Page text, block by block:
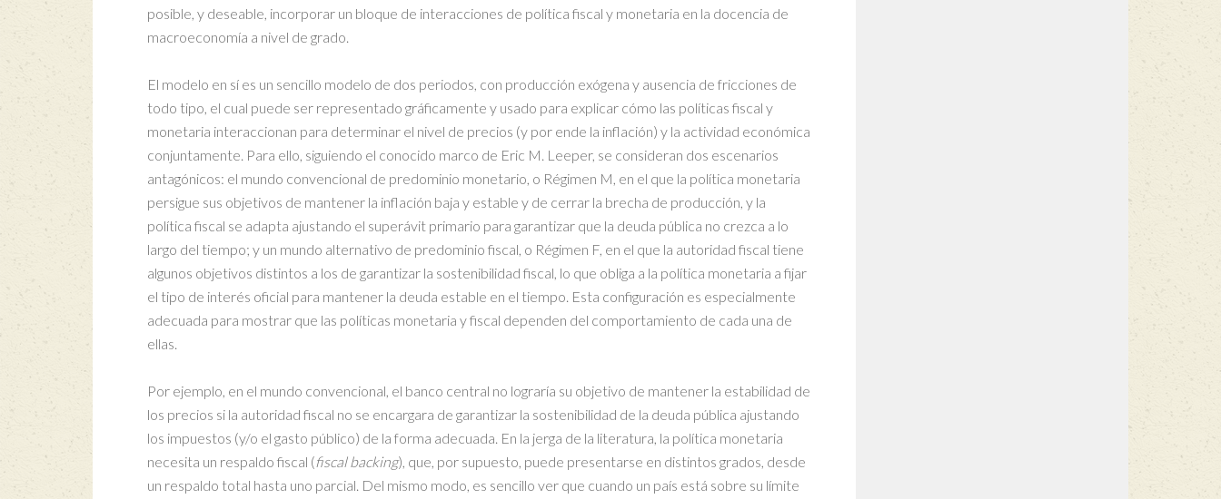
posible, y deseable, incorporar un bloque de interacciones de política fiscal y monetaria en la docencia de
macroeconomía a nivel de grado.
El modelo en sí es un sencillo modelo de dos periodos, con producción exógena y ausencia de fricciones de
todo tipo, el cual puede ser representado gráficamente y usado para explicar cómo las políticas fiscal y
monetaria interaccionan para determinar el nivel de precios (y por ende la inflación) y la actividad económica
conjuntamente. Para ello, siguiendo el conocido marco de Eric M. Leeper, se consideran dos escenarios
antagónicos: el mundo convencional de predominio monetario, o Régimen M, en el que la política monetaria
persigue sus objetivos de mantener la inflación baja y estable y de cerrar la brecha de producción, y la
política fiscal se adapta ajustando el superávit primario para garantizar que la deuda pública no crezca a lo
largo del tiempo; y un mundo alternativo de predominio fiscal, o Régimen F, en el que la autoridad fiscal tiene
algunos objetivos distintos a los de garantizar la sostenibilidad fiscal, lo que obliga a la política monetaria a fijar
el tipo de interés oficial para mantener la deuda estable en el tiempo. Esta configuración es especialmente
adecuada para mostrar que las políticas monetaria y fiscal dependen del comportamiento de cada una de
ellas.
Por ejemplo, en el mundo convencional, el banco central no lograría su objetivo de mantener la estabilidad de
los precios si la autoridad fiscal no se encargara de garantizar la sostenibilidad de la deuda pública ajustando
los impuestos (y/o el gasto público) de la forma adecuada. En la jerga de la literatura, la política monetaria
necesita un respaldo fiscal (fiscal backing), que, por supuesto, puede presentarse en distintos grados, desde
un respaldo total hasta uno parcial. Del mismo modo, es sencillo ver que cuando un país está sobre su límite